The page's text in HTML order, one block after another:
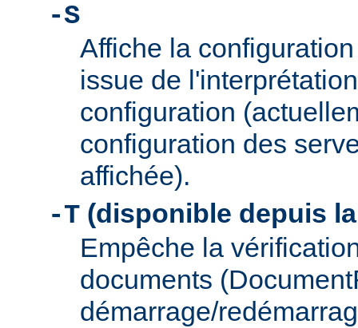
-S
Affiche la
issue de
configuration
configuration des
affichée).
-T (disponible depuis
Empêche la
documents
démarrage/